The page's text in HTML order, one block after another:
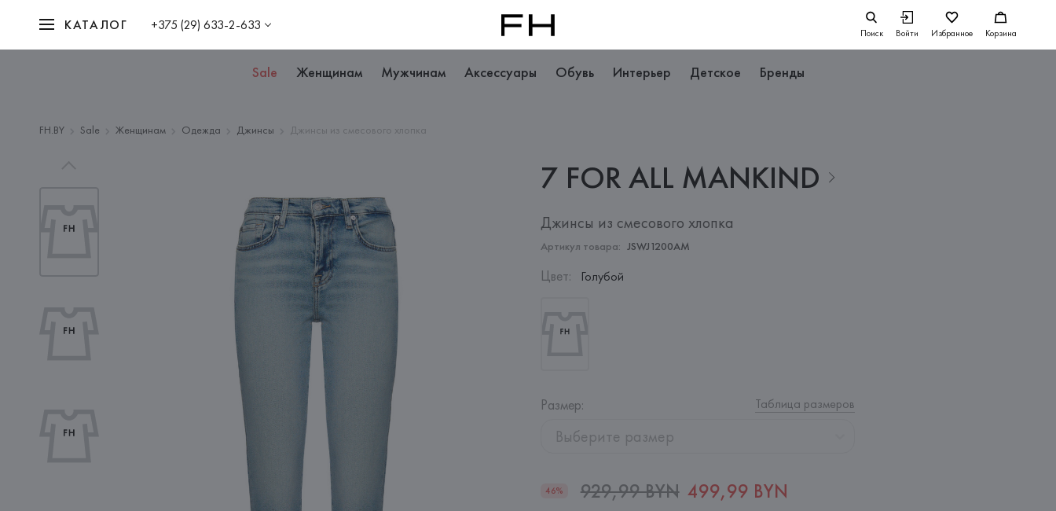
КАТАЛОГ +375 (29) 633-2-633 Поиск Войти Избранное Корзина
Sale Женщинам Мужчинам Аксессуары Обувь Интерьер Детское Бренды
FH.BY Sale Женщинам Одежда Джинсы Джинсы из смесового хлопка
7 FOR ALL MANKIND
Джинсы из смесового хлопка
Артикул товара: JSWJ1200AM
Цвет: Голубой
Размер: Таблица размеров
Выберите размер
46% 929,99 BYN 499,99 BYN